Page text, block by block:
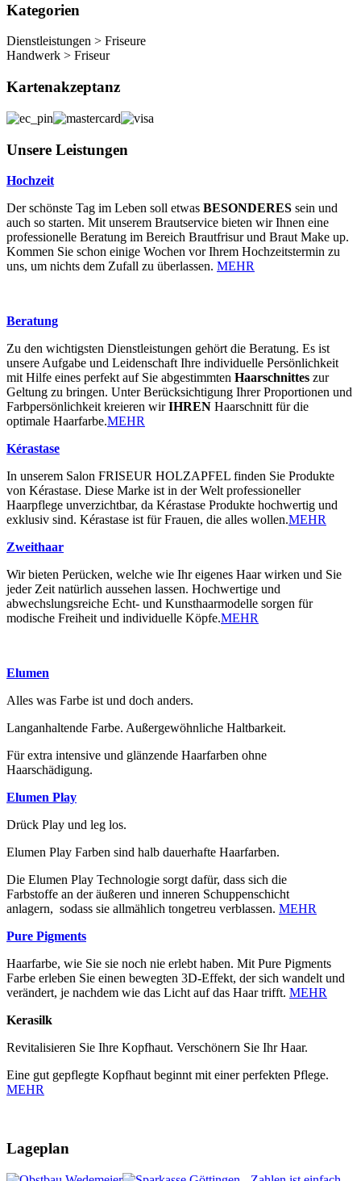
Kategorien
Dienstleistungen > Friseure
Handwerk > Friseur
Kartenakzeptanz
Unsere Leistungen
Hochzeit
Der schönste Tag im Leben soll etwas BESONDERES sein und
auch so starten. Mit unserem Brautservice bieten wir Ihnen eine
professionelle Beratung im Bereich Brautfrisur und Braut Make up.
Kommen Sie schon einige Wochen vor Ihrem Hochzeitstermin zu
uns, um nichts dem Zufall zu überlassen. MEHR
Beratung
Zu den wichtigsten Dienstleistungen gehört die Beratung. Es ist
unsere Aufgabe und Leidenschaft Ihre individuelle Persönlichkeit
mit Hilfe eines perfekt auf Sie abgestimmten Haarschnittes zur
Geltung zu bringen. Unter Berücksichtigung Ihrer Proportionen und
Farbpersönlichkeit kreieren wirIHREN Haarschnitt für die
optimale Haarfarbe.MEHR
Kérastase
In unserem Salon FRISEUR HOLZAPFEL finden Sie Produkte
von Kérastase. Diese Marke ist in der Welt professioneller
Haarpflege unverzichtbar, da Kérastase Produkte hochwertig und
exklusiv sind. Kérastase ist für Frauen, die alles wollen.MEHR
Zweithaar
Wir bieten Perücken, welche wie Ihr eigenes Haar wirken und Sie
jeder Zeit natürlich aussehen lassen. Hochwertige und
abwechslungsreiche Echt- und Kunsthaarmodelle sorgen für
modische Freiheit und individuelle Köpfe.MEHR
Elumen
Alles was Farbe ist und doch anders.
Langanhaltende Farbe. Außergewöhnliche Haltbarkeit.
Für extra intensive und glänzende Haarfarben ohne
Haarschädigung.
Elumen Play
Drück Play und leg los.
Elumen Play Farben sind halb dauerhafte Haarfarben.
Die Elumen Play Technologie sorgt dafür, dass sich die
Farbstoffe an der äußeren und inneren Schuppenschicht
anlagern, sodass sie allmählich tongetreu verblassen. MEHR
Pure Pigments
Haarfarbe, wie Sie sie noch nie erlebt haben. Mit Pure Pigments
Farbe erleben Sie einen bewegten 3D-Effekt, der sich wandelt und
verändert, je nachdem wie das Licht auf das Haar trifft. MEHR
Kerasilk
Revitalisieren Sie Ihre Kopfhaut. Verschönern Sie Ihr Haar.
Eine gut gepflegte Kopfhaut beginnt mit einer perfekten Pflege.
MEHR
Lageplan